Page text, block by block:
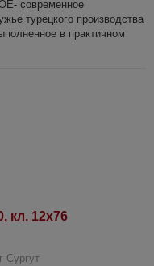
современное
турецкого производства
в практичном
кл. 12х76